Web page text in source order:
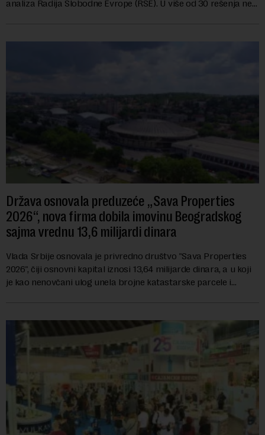
analiza Radija Slobodne Evrope (RSE). U više od 30 rešenja ne
Država osnovala preduzeće „Sava Properties
2026“, nova firma dobila imovinu Beogradskog
sajma vrednu 13,6 milijardi dinara
Vlada Srbije osnovala je privredno društvo "Sava Properties
2026", čiji osnovni kapital iznosi 13,64 milijarde dinara, a u koji
je kao nenovčani ulog unela brojne katastarske parcele i